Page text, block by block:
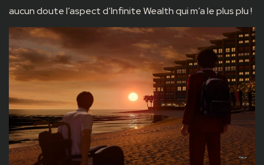
aucun doute l’aspect d’Infinite Wealth qui m’a le plus plu !